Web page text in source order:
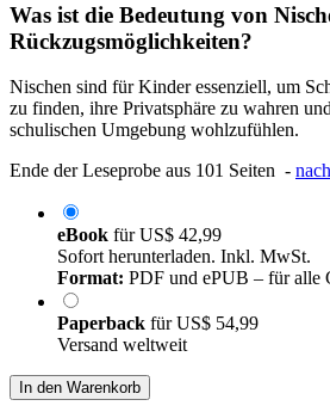
Was ist die Bedeutung von
Rückzugsmöglichkeiten?
Nischen sind für Kinder essenziell, um
zu finden, ihre Privatsphäre zu wahren
schulischen Umgebung wohlzufühlen.
Ende der Leseprobe aus 101 Seiten -
eBook fürUS$ 42,99
Sofort herunterladen. Inkl. MwSt.
Format: PDF und ePUB – für alle
Paperback fürUS$ 54,99
Versand weltweit
In den Warenkorb